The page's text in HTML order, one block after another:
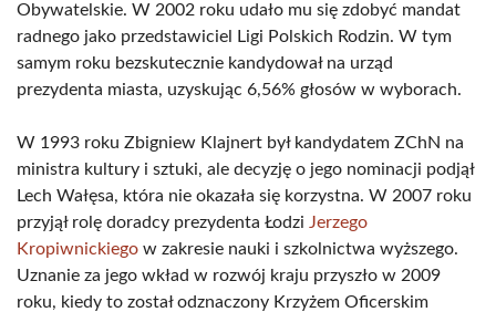
Obywatelskie. W 2002 roku udało mu się zdobyć mandat
radnego jako przedstawiciel Ligi Polskich Rodzin. W tym
samym roku bezskutecznie kandydował na urząd
prezydenta miasta, uzyskując 6,56% głosów w wyborach.
W 1993 roku Zbigniew Klajnert był kandydatem ZChN na
ministra kultury i sztuki, ale decyzję o jego nominacji podjął
Lech Wałęsa, która nie okazała się korzystna. W 2007 roku
przyjął rolę doradcy prezydenta Łodzi Jerzego
Kropiwnickiego w zakresie nauki i szkolnictwa wyższego.
Uznanie za jego wkład w rozwój kraju przyszło w 2009
roku, kiedy to został odznaczony Krzyżem Oficerskim